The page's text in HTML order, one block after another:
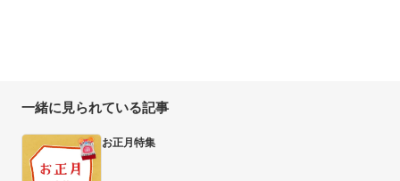
一緒に見られている記事
お正月特集